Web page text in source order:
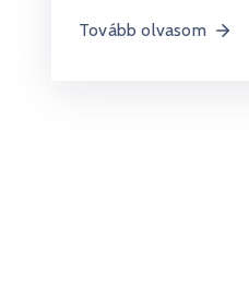
Tovább olvasom